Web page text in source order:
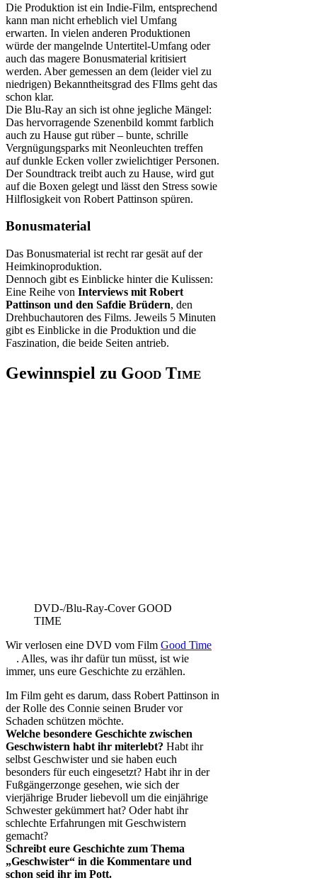
Die Produktion ist ein Indie-Film, entsprechend
kann man nicht erheblich viel Umfang
erwarten. In vielen anderen Produktionen
würde der mangelnde Untertitel-Umfang oder
auch das magere Bonusmaterial kritisiert
werden. Aber gemessen an dem (leider viel zu
niedrigen) Bekanntheitsgrad des FIlms geht das
schon klar.
Die Blu-Ray an sich ist ohne jegliche Mängel:
Das hervorragende Szenenbild kommt farblich
auch zu Hause gut rüber – bunte, schrille
Vergnügungsparks mit Neonleuchten treffen
auf dunkle Ecken voller zwielichtiger Personen.
Der Soundtrack treibt auch zu Hause, wird gut
auf die Boxen gelegt und lässt den Stress sowie
Hilflosigkeit von Robert Pattinson spüren.
Bonusmaterial
Das Bonusmaterial ist recht rar gesät auf der
Heimkinoproduktion.
Dennoch gibt es Einblicke hinter die Kulissen:
Eine Reihe von Interviews mit Robert
Pattinson und den Safdie Brüdern, den
Drehbuchautoren des Films. Jeweils 5 Minuten
gibt es Einblicke in die Produktion und die
Faszination, die beide Seiten antrieb.
Gewinnspiel zu Good Time
DVD-/Blu-Ray-Cover GOOD
TIME
Wir verlosen eine DVD vom Film Good Time
. Alles, was ihr dafür tun müsst, ist wie
immer, uns eure Geschichte zu erzählen.
Im Film geht es darum, dass Robert Pattinson in
der Rolle des Connie seinen Bruder vor
Schaden schützen möchte.
Welche besondere Geschichte zwischen
Geschwistern habt ihr miterlebt? Habt ihr
selbst Geschwister und sie haben euch
besonders für euch eingesetzt? Habt ihr in der
Fußgängerzonge gesehen, wie sich der
vierjährige Bruder liebevoll um die einjährige
Schwester gekümmert hat? Oder habt ihr
schlechte Erfahrungen mit Geschwistern
gemacht?
Schreibt eure Geschichte zum Thema
„Geschwister“ in die Kommentare und
schon seid ihr im Pott.